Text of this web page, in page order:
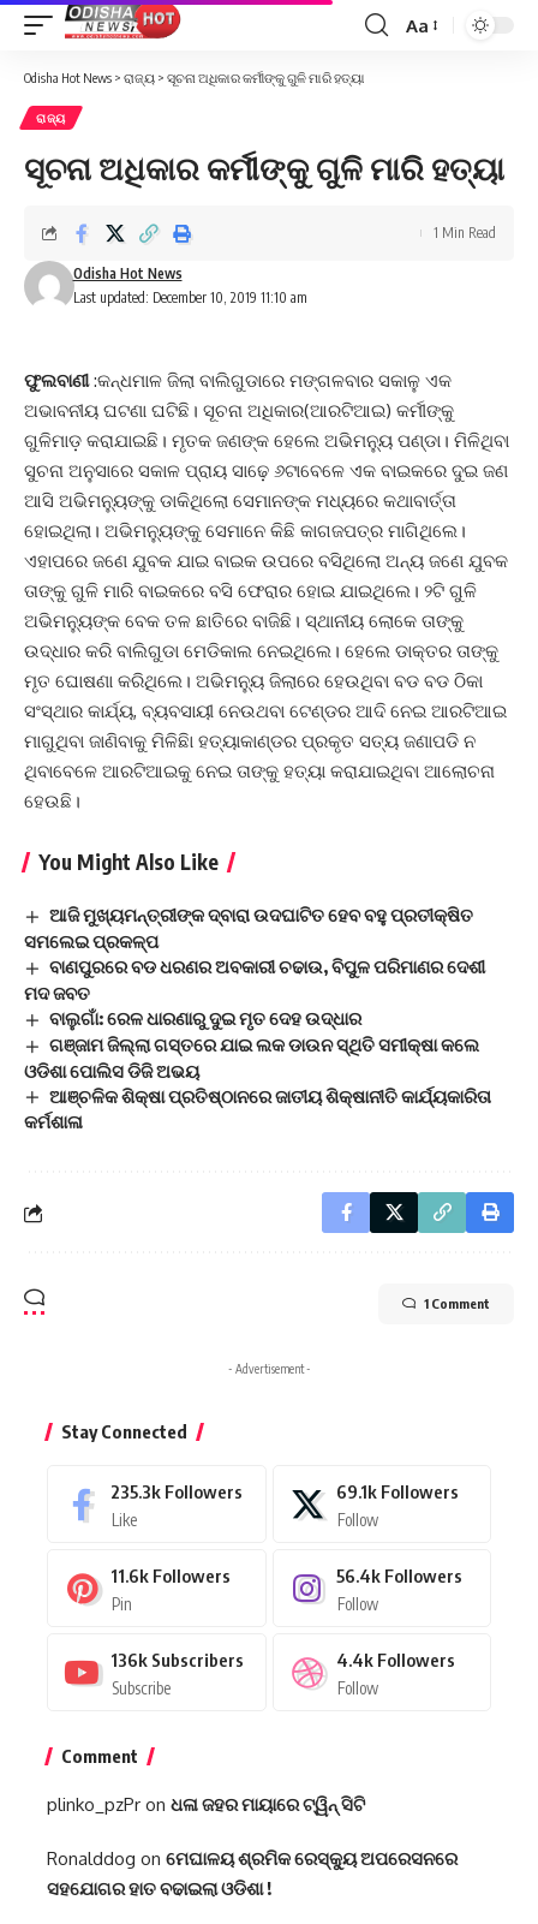
Font
Aa
Odisha Hot News > ରାଜ୍ୟ > ସୂଚନା ଅଧିକାର କର୍ମୀଙ୍କୁ ଗୁଳି ମାରି ହତ୍ୟା
ରାଜ୍ୟ
ସୂଚନା ଅଧିକାର କର୍ମୀଙ୍କୁ ଗୁଳି ମାରି ହତ୍ୟା
Last updated: December 10, 2019 11:10 am
Odisha Hot News
1 Min Read
ଫୁଲବାଣୀ:କନ୍ଧମାଳ ଜିଲା ବାଲିଗୁଡାରେ ମଙ୍ଗଳବାର ସକାଳୁ ଏକ
ଅଭାବନୀୟ ଘଟଣା ଘଟିଛି। ସୂଚନା ଅଧିକାର(ଆରଟିଆଇ) କର୍ମୀଙ୍କୁ
ଗୁଳିମାଡ଼ କରାଯାଇଛି। ମୃତକ ଜଣଙ୍କ ହେଲେ ଅଭିମନ୍ୟୁ ପଣ୍ଡା। ମିଳିଥିବା
ସୁଚନା ଅନୁସାରେ ସକାଳ ପ୍ରାୟ ସାଢ଼େ ୬ଟାବେଳେ ଏକ ବାଇକରେ ଦୁଇ ଜଣ
ଆସି ଅଭିମନ୍ୟୁଙ୍କୁ ଡାକିଥିଲୋ ସେମାନଙ୍କ ମଧ୍ୟରେ କଥାବାର୍ତ୍ତା
ହୋଇଥିଲା। ଅଭିମନ୍ୟୁଙ୍କୁ ସେମାନେ କିଛି କାଗଜପତ୍ର ମାଗିଥିଲେ।
ଏହାପରେ ଜଣେ ଯୁବକ ଯାଇ ବାଇକ ଉପରେ ବସିଥିଲୋ ଅନ୍ୟ ଜଣେ ଯୁବକ
ତାଙ୍କୁ ଗୁଳି ମାରି ବାଇକରେ ବସି ଫେରାର ହୋଇ ଯାଇଥିଲେ। ୨ଟି ଗୁଳି
ଅଭିମନ୍ୟୁଙ୍କ ବେକ ତଳ ଛାତିରେ ବାଜିଛି। ସ୍ଥାନୀୟ ଲୋକେ ତାଙ୍କୁ
ଉଦ୍ଧାର କରି ବାଲିଗୁଡା ମେଡିକାଲ ନେଇଥିଲେ। ହେଲେ ଡାକ୍ତର ତାଙ୍କୁ
ମୃତ ଘୋଷଣା କରିଥିଲେ। ଅଭିମନ୍ୟୁ ଜିଲାରେ ହେଉଥିବା ବଡ ବଡ ଠିକା
ସଂସ୍ଥାର କାର୍ଯ୍ୟ, ବ୍ୟବସାୟୀ ନେଉଥବା ଟେଣ୍ଡର ଆଦି ନେଇ ଆରଟିଆଇ
ମାଗୁଥିବା ଜାଣିବାକୁ ମିଳିଛିା ହତ୍ୟାକାଣ୍ଡର ପ୍ରକୃତ ସତ୍ୟ ଜଣାପଡି ନ
ଥିବାବେଳେ ଆରଟିଆଇକୁ ନେଇ ତାଙ୍କୁ ହତ୍ୟା କରାଯାଇଥିବା ଆଲୋଚନା
ହେଉଛି।
You Might Also Like
ଆଜି ମୁଖ୍ୟମନ୍ତ୍ରୀଙ୍କ ଦ୍ବାରା ଉଦଘାଟିତ ହେବ ବହୁ ପ୍ରତୀକ୍ଷିତ
ସମଲେଇ ପ୍ରକଳ୍ପ
ବାଣପୁରରେ ବଡ ଧରଣର ଅବକାରୀ ଚଢାଉ, ବିପୁଳ ପରିମାଣର ଦେଶୀ
ମଦ ଜବତ
ବାଲୁଗାଁ: ରେଳ ଧାରଣାରୁ ଦୁଇ ମୃତ ଦେହ ଉଦ୍ଧାର
ଗଞ୍ଜାମ ଜିଲ୍ଲା ଗସ୍ତରେ ଯାଇ ଲକ ଡାଉନ ସ୍ଥିତି ସମୀକ୍ଷା କଲେ
ଓଡିଶା ପୋଲିସ ଡିଜି ଅଭୟ
ଆଞ୍ଚଳିକ ଶିକ୍ଷା ପ୍ରତିଷ୍ଠାନରେ ଜାତୀୟ ଶିକ୍ଷାନୀତି କାର୍ଯ୍ୟକାରିତା
କର୍ମଶାଳା
1 Comment
- Advertisement -
Stay Connected
235.3k Followers
Like
69.1k Followers
Follow
11.6k Followers
Pin
56.4k Followers
Follow
136k Subscribers
Subscribe
4.4k Followers
Follow
Comment
plinko_pzPr on ଧଳା ଜହର ମାୟାରେ ଟ୍ୱିନ୍ ସିଟି
Ronalddog on ମେଘାଳୟ ଶ୍ରମିକ ରେସ୍କ୍ୟୁ ଅପରେସନରେ
ସହଯୋଗର ହାତ ବଢାଇଲା ଓଡିଶା !